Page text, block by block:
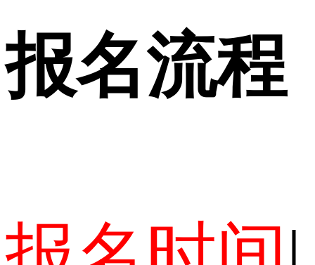
报名流程